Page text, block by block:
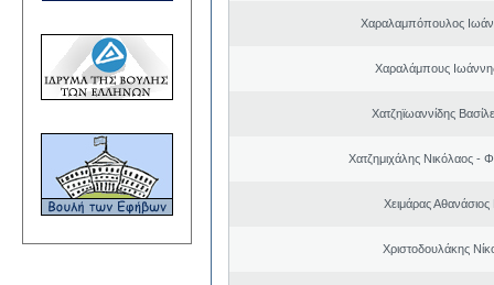
Χαραλαμπόπουλος
Χαραλάμπους
Χατζηϊωαννίδης
Χατζημιχάλης Νικόλαος -
Χειμάρας
Χριστοδουλάκης